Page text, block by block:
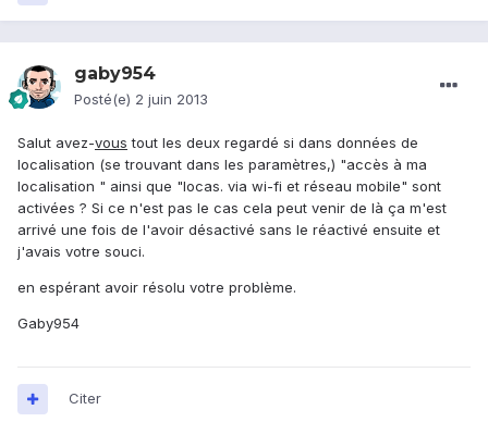
gaby954
Posté(e) 2 juin 2013
Salut avez-vous tout les deux regardé si dans données de
localisation (se trouvant dans les paramètres,) "accès à ma
localisation " ainsi que "locas. via wi-fi et réseau mobile" sont
activées ? Si ce n'est pas le cas cela peut venir de là ça m'est
arrivé une fois de l'avoir désactivé sans le réactivé ensuite et
j'avais votre souci.
en espérant avoir résolu votre problème.
Gaby954
Citer